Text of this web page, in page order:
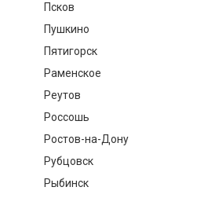
Псков
Пушкино
Пятигорск
Раменское
Реутов
Россошь
Ростов-на-Дону
Рубцовск
Рыбинск